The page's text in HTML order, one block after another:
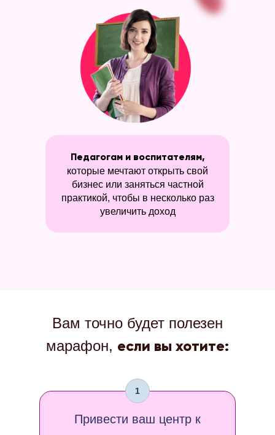
Педагогам и воспитателям,
которые мечтают открыть свой
бизнес или заняться частной
практикой, чтобы в несколько раз
увеличить доход
Вам точно будет полезен
марафон, если вы хотите:
Привести ваш центр к
1